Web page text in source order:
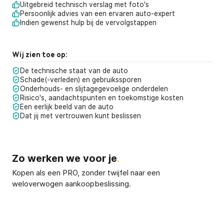
Uitgebreid technisch verslag met foto's
Persoonlijk advies van een ervaren auto-expert
Indien gewenst hulp bij de vervolgstappen
Wij zien toe op:
De technische staat van de auto
Schade(-verleden) en gebruikssporen
Onderhouds- en slijtagegevoelige onderdelen
Risico's, aandachtspunten en toekomstige kosten
Een eerlijk beeld van de auto
Dat jij met vertrouwen kunt beslissen
Zo werken we voor je.
Kopen als een PRO, zonder twijfel naar een
weloverwogen aankoopbeslissing.